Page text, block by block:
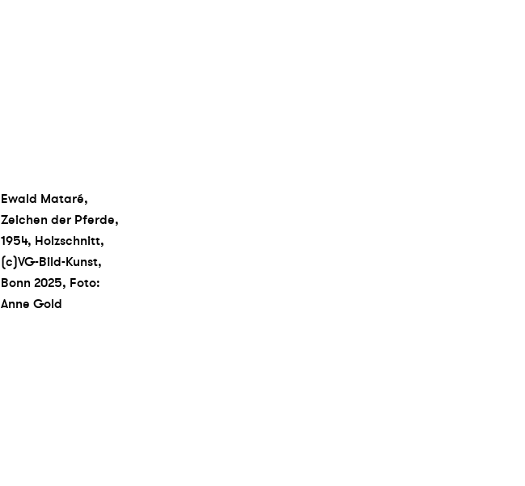
Ewald Mataré,
Zeichen der Pferde,
1954, Holzschnitt,
(c)VG-Bild-Kunst,
Bonn 2025, Foto:
Anne Gold